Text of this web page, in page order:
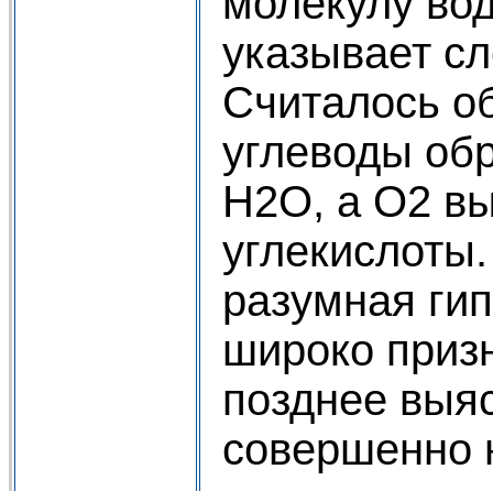
указывает
Считалось
углеводы
Н2О, а О2
разумная
широко
позднее
совершенно